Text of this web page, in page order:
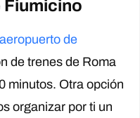
Fiumicino
de
de trenes de Roma
minutos. Otra opción
organizar por ti un